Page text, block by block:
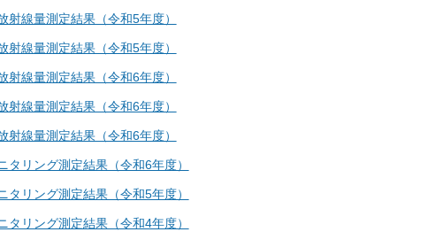
射線量測定結果（令和5年度）
射線量測定結果（令和5年度）
射線量測定結果（令和6年度）
射線量測定結果（令和6年度）
射線量測定結果（令和6年度）
タリング測定結果（令和6年度）
タリング測定結果（令和5年度）
タリング測定結果（令和4年度）